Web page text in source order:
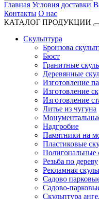
Главная Условия доставки
Контакты О нас
КАТАЛОГ ПРОДУКЦИИ
Скульптура
Бронзова
Бюст
Гранитные
Деревянные
Изготовление
Изготовление
Изготовление
Литье из чугуна
Надгробие
Памятники на
Пластиковые
Полигональные
Резьба по дереву
Рекламная
Садово
Садово-
Скульптура